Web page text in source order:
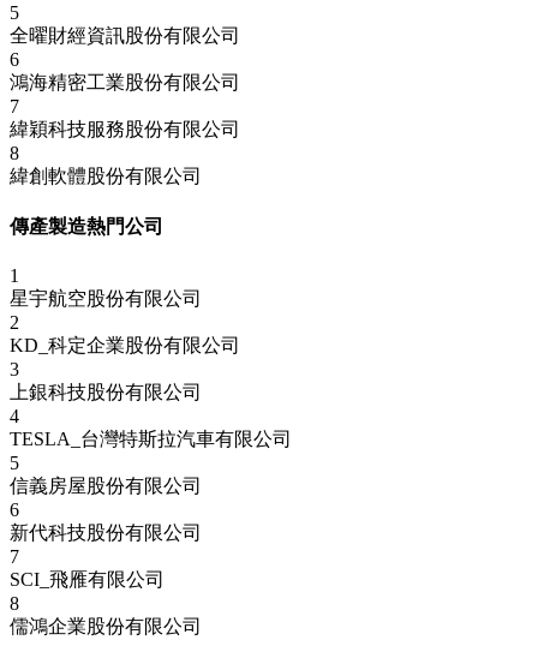
5
全曜財經資訊股份有限公司
6
鴻海精密工業股份有限公司
7
緯穎科技服務股份有限公司
8
緯創軟體股份有限公司
傳產製造熱門公司
1
星宇航空股份有限公司
2
KD_科定企業股份有限公司
3
上銀科技股份有限公司
4
TESLA_台灣特斯拉汽車有限公司
5
信義房屋股份有限公司
6
新代科技股份有限公司
7
SCI_飛雁有限公司
8
儒鴻企業股份有限公司